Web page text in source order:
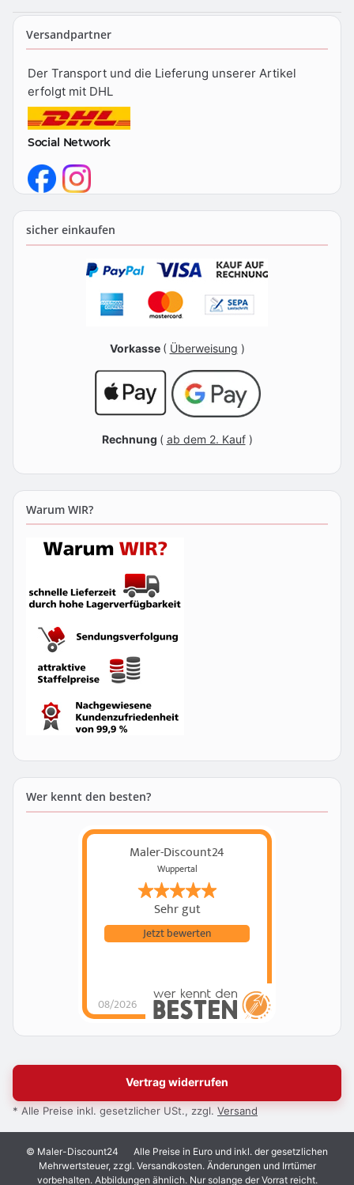
Versandpartner
Der Transport und die Lieferung unserer Artikel
erfolgt mit DHL
Social Network
sicher einkaufen
Vorkasse ( Überweisung )
Rechnung ( ab dem 2. Kauf)
Warum WIR?
Wer kennt den besten?
Maler-Discount24
Wuppertal
Sehr gut
08/2026
Jetzt bewerten
Vertrag widerrufen
* Alle Preise inkl. gesetzlicher USt., zzgl. Versand
© Maler-Discount24
Alle Preise in Euro und inkl. der gesetzlichen
Mehrwertsteuer, zzgl. Versandkosten. Änderungen und Irrtümer
vorbehalten. Abbildungen ähnlich. Nur solange der Vorrat reicht.